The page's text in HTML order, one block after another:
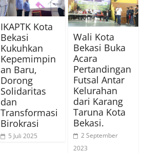
IKAPTK Kota
Bekasi
Kukuhkan
Kepemimpin
an Baru,
Dorong
Solidaritas
dan
Transformasi
Birokrasi
5 Juli 2025
Wali Kota
Bekasi Buka
Acara
Pertandingan
Futsal Antar
Kelurahan
dari Karang
Taruna Kota
Bekasi.
2 September
2023